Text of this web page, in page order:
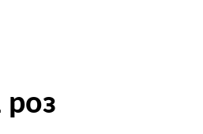
роз